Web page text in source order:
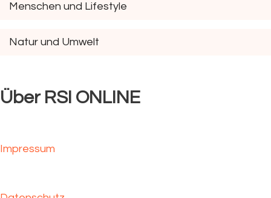
Menschen und Lifestyle
Natur und Umwelt
Über RSI ONLINE
Impressum